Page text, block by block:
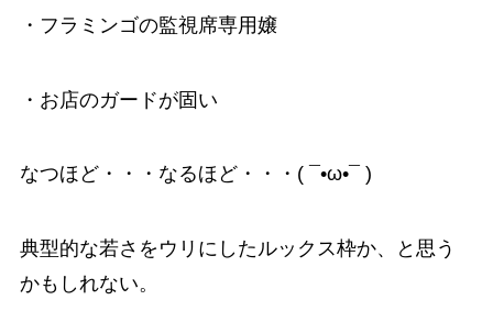
・フラミンゴの監視席専用嬢
・お店のガードが固い
なつほど・・・なるほど・・・( ¯•ω•¯ )
典型的な若さをウリにしたルックス枠か、と思う
かもしれない。